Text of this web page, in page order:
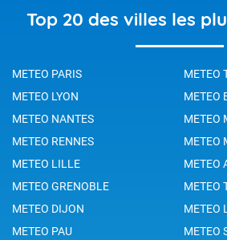
Top 20 des villes les
METEO PARIS
METEO
METEO LYON
METEO
METEO NANTES
METEO
METEO RENNES
METEO
METEO LILLE
METEO
METEO GRENOBLE
METEO
METEO DIJON
METEO
METEO PAU
METEO